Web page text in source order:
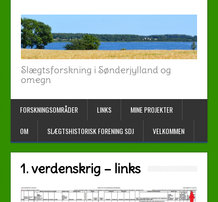
Slægtsforskning i Sønderjylland og
omegn
FORSKNINGSOMRÅDER LINKS MINE PROJEKTER
OM SLÆGTSHISTORISK FORENING SDJ VELKOMMEN
1. verdenskrig – links